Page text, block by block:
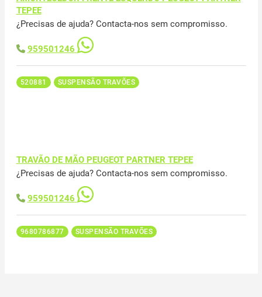
TEPEE
¿Precisas de ajuda? Contacta-nos sem compromisso.
959501246
520881 SUSPENSÃO TRAVÕES
TRAVÃO DE MÃO PEUGEOT PARTNER TEPEE
¿Precisas de ajuda? Contacta-nos sem compromisso.
959501246
9680786877 SUSPENSÃO TRAVÕES